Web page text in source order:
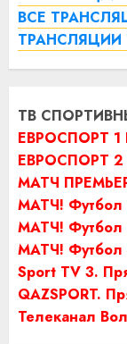
ВСЕ
ТВ
ЕВРОСПОРТ 1
ЕВРОСПОРТ 2
МАТЧ
МАТЧ! Футбол
МАТЧ! Футбол
МАТЧ! Футбол
Sport TV 3.
QAZSPORT.
Телеканал